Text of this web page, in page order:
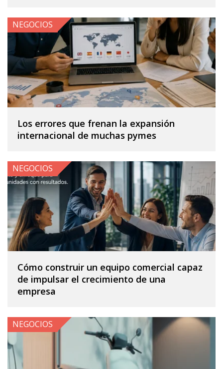
Los errores que frenan la expansión
internacional de muchas pymes
NEGOCIOS
Cómo construir un equipo comercial capaz
de impulsar el crecimiento de una
empresa
NEGOCIOS
NEGOCIOS